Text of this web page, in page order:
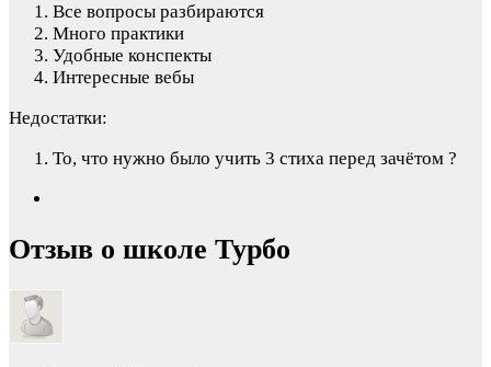
Все вопросы разбираются
Много практики
Удобные конспекты
Интересные вебы
Недостатки:
То, что нужно было учить 3 стиха перед зачётом ?
Отзыв о школе Турбо